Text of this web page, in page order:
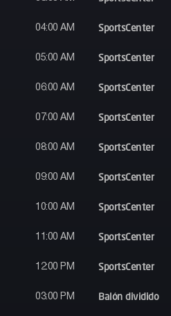
04:00 AM SportsCenter
05:00 AM SportsCenter
06:00 AM SportsCenter
07:00 AM SportsCenter
08:00 AM SportsCenter
09:00 AM SportsCenter
10:00 AM SportsCenter
11:00 AM SportsCenter
12:00 PM SportsCenter
03:00 PM Balón dividido